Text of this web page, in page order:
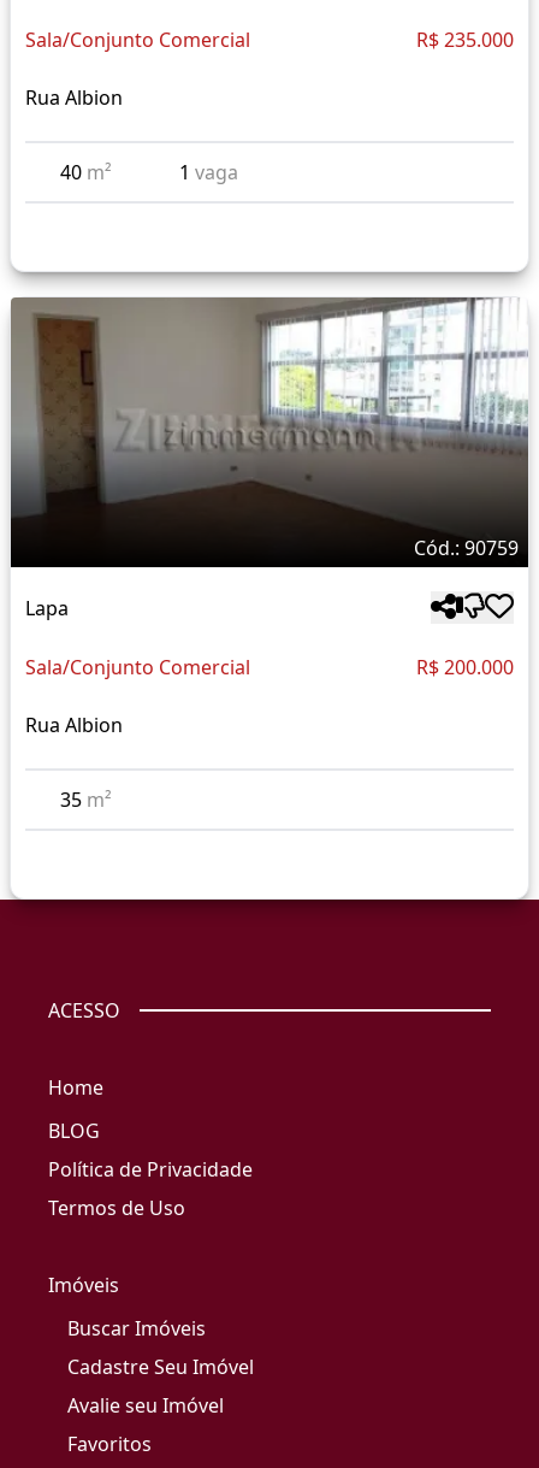
Sala/Conjunto Comercial R$ 235.000
Rua Albion
40 m² 1 vaga
Cód.: 90759
Lapa
Sala/Conjunto Comercial R$ 200.000
Rua Albion
35 m²
ACESSO
Home
BLOG
Política de Privacidade
Termos de Uso
Imóveis
Buscar Imóveis
Cadastre Seu Imóvel
Avalie seu Imóvel
Favoritos